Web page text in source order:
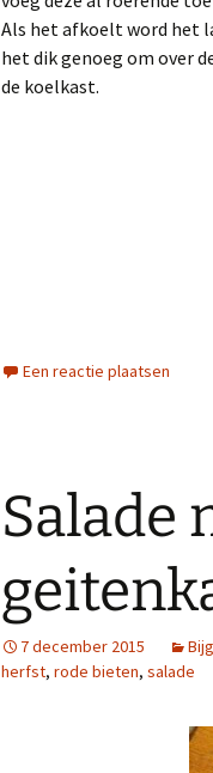
Als het afkoelt word het
het dik genoeg om over
de koelkast.
Een reactie plaatsen
Salade
7 december 2015
herfst, rode bieten, salade